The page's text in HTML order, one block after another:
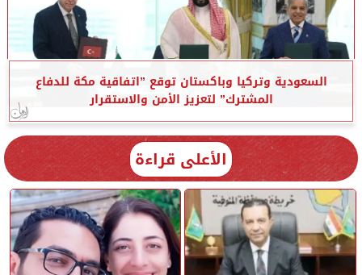
السعودية وتركيا وباكستان توقع ”اتفاقية مكة للدفاع
المشترك” لتعزيز الأمن والاستقرار
الأعلى قراءة